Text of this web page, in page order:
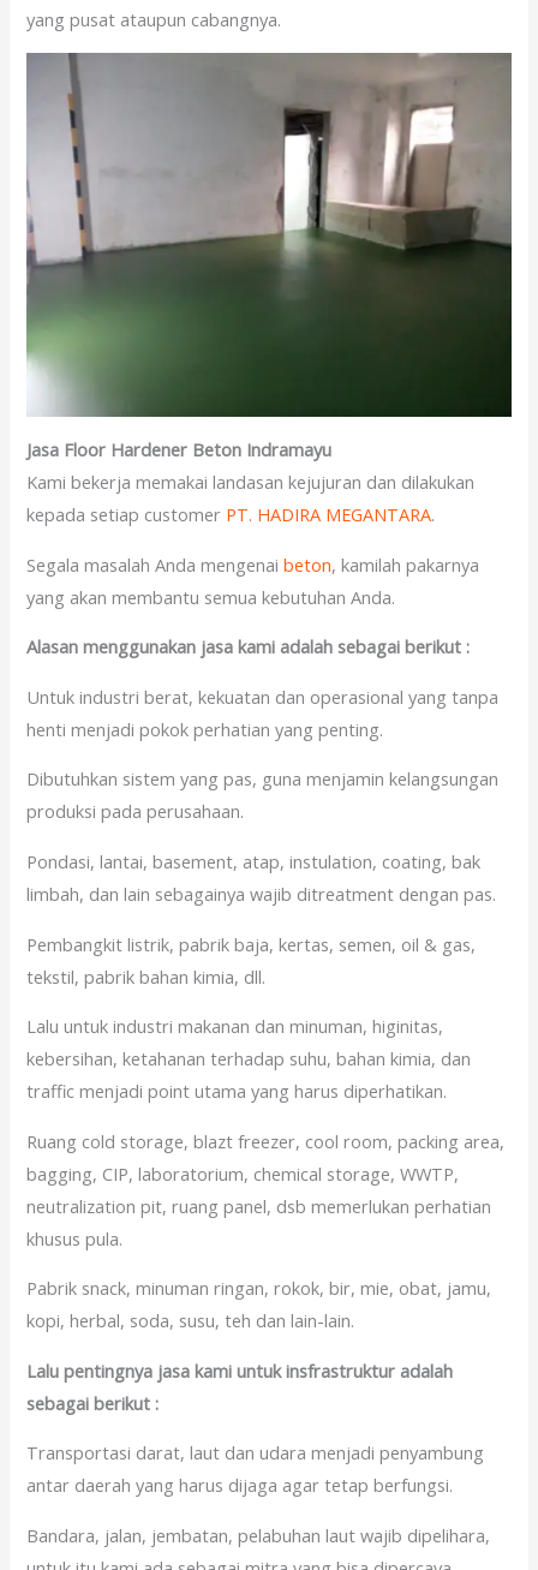
yang pusat ataupun cabangnya.
Jasa Floor Hardener Beton Indramayu
Kami bekerja memakai landasan kejujuran dan dilakukan
kepada setiap customer PT. HADIRA MEGANTARA.
Segala masalah Anda mengenaibeton, kamilah pakarnya
yang akan membantu semua kebutuhan Anda.
Alasan menggunakan jasa kami adalah sebagai berikut :
Untuk industri berat, kekuatan dan operasional yang tanpa
henti menjadi pokok perhatian yang penting.
Dibutuhkan sistem yang pas, guna menjamin kelangsungan
produksi pada perusahaan.
Pondasi, lantai, basement, atap, instulation, coating, bak
limbah, dan lain sebagainya wajib ditreatment dengan pas.
Pembangkit listrik, pabrik baja, kertas, semen, oil & gas,
tekstil, pabrik bahan kimia, dll.
Lalu untuk industri makanan dan minuman, higinitas,
kebersihan, ketahanan terhadap suhu, bahan kimia, dan
traffic menjadi point utama yang harus diperhatikan.
Ruang cold storage, blazt freezer, cool room, packing area,
bagging, CIP, laboratorium, chemical storage, WWTP,
neutralization pit, ruang panel, dsb memerlukan perhatian
khusus pula.
Pabrik snack, minuman ringan, rokok, bir, mie, obat, jamu,
kopi, herbal, soda, susu, teh dan lain-lain.
Lalu pentingnya jasa kami untuk insfrastruktur adalah
sebagai berikut :
Transportasi darat, laut dan udara menjadi penyambung
antar daerah yang harus dijaga agar tetap berfungsi.
Bandara, jalan, jembatan, pelabuhan laut wajib dipelihara,